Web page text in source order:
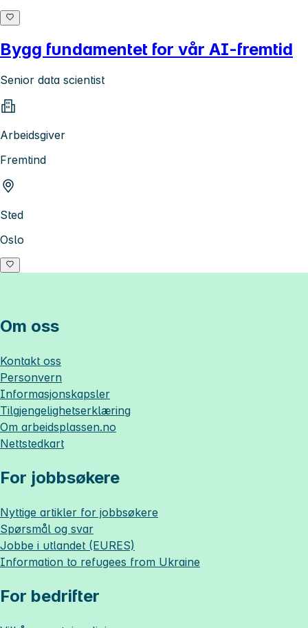
Bygg fundamentet for vår AI-fremtid
Senior data scientist
Arbeidsgiver
Fremtind
Sted
Oslo
Om oss
Kontakt oss
Personvern
Informasjonskapsler
Tilgjengelighetserklæring
Om arbeidsplassen.no
Nettstedkart
For jobbsøkere
Nyttige artikler for jobbsøkere
Spørsmål og svar
Jobbe i utlandet (EURES)
Information to refugees from Ukraine
For bedrifter